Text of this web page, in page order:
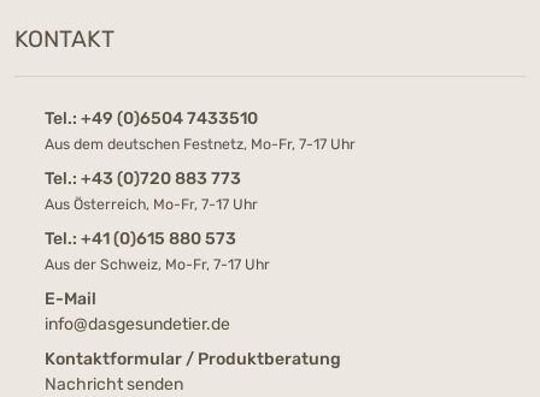
KONTAKT
Tel.: +49 (0)6504 7433510
Aus dem deutschen Festnetz, Mo-Fr, 7-17 Uhr
Tel.: +43 (0)720 883 773
Aus Österreich, Mo-Fr, 7-17 Uhr
Tel.: +41 (0)615 880 573
Aus der Schweiz, Mo-Fr, 7-17 Uhr
E-Mail
info@dasgesundetier.de
Kontaktformular / Produktberatung
Nachricht senden